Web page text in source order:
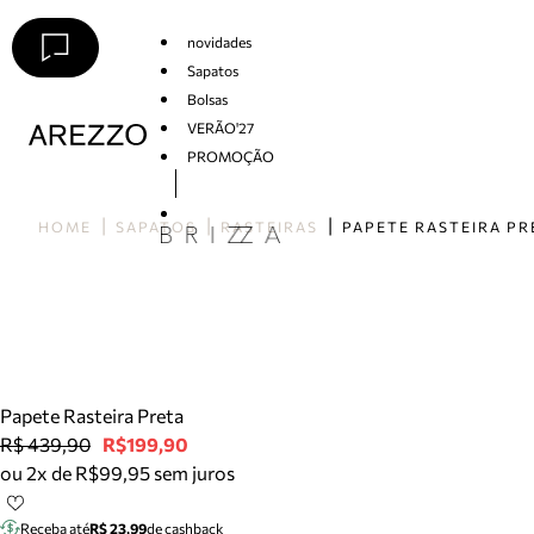
novidades
Sapatos
Bolsas
VERÃO'27
PROMOÇÃO
HOME SAPATOS RASTEIRAS PAPETE RASTEIRA
Papete Rasteira Preta
R$ 439,90 R$199,90
ou 2x de R$99,95 sem juros
Receba atéR$ 23,99de cashback